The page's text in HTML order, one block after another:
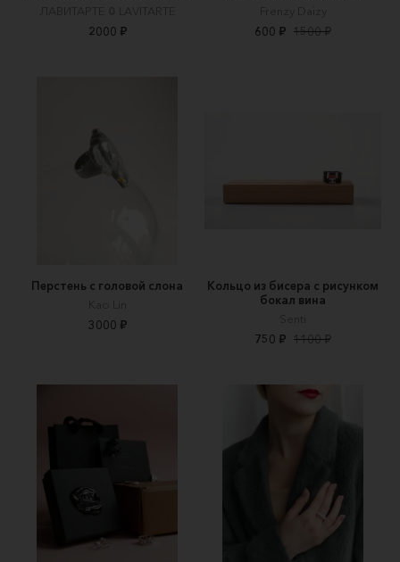
ЛАВИТАРТЕ 𖤖 LAVITARTE
2000 ₽
Frenzy Daizy
600 ₽ 1500 ₽
Перстень с головой слона
Kao Lin
3000 ₽
Кольцо из бисера с рисунком
бокал вина
Senti
750 ₽ 1100 ₽